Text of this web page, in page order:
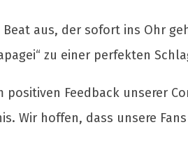
aus, der sofort ins Ohr
zu einer perfekten
Feedback unserer
Wir hoffen, dass unsere